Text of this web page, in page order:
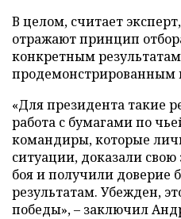
В целом, считает
отражают принцип
конкретным
продемонстрированным
«Для президента такие
работа с бумагами по
командиры, которые
ситуации, доказали
боя и получили доверие
результатам. Убежден,
победы», – заключил